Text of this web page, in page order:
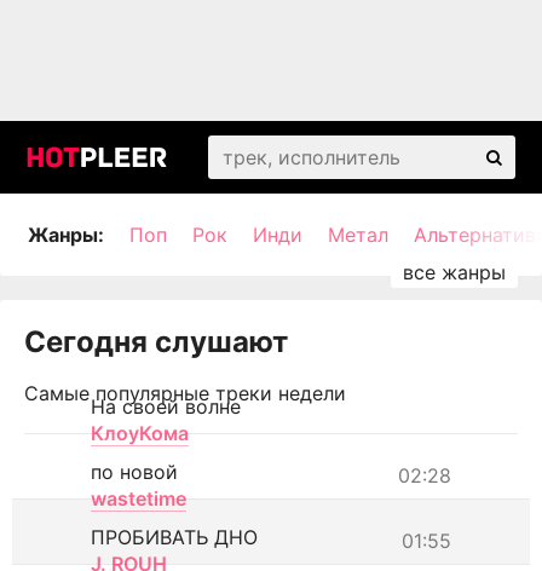
Жанры: Поп Рок Инди Метал
Сегодня слушают
Самые популярные треки недели
На своей волне
КлоуКома
02:28
по новой
wastetime
01:55
ПРОБИВАТЬ ДНО
J. ROUH